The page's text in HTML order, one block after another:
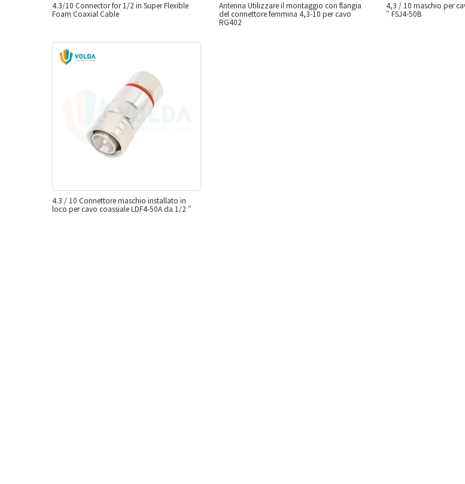
4.3/10 Connector for 1/2 in Super Flexible
Foam Coaxial Cable
Antenna Utilizzare il montaggio con flangia
del connettore femmina 4,3-10 per cavo
RG402
4,3 / 10 maschio per
″ FSJ4-50B
4.3 / 10 Connettore maschio installato in
loco per cavo coassiale LDF4-50A da 1/2 ″